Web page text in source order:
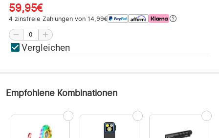
59,95€
4 zinsfreie Zahlungen von 14,99€
Vergleichen
Empfohlene Kombinationen